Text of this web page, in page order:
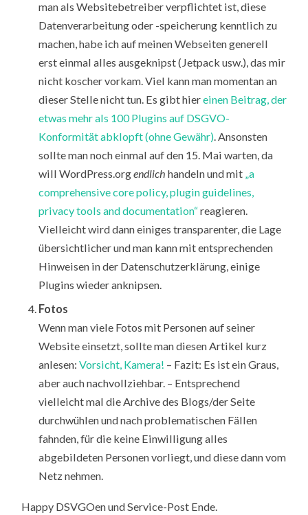
man als Websitebetreiber verpflichtet ist, diese
Datenverarbeitung oder -speicherung kenntlich zu
machen, habe ich auf meinen Webseiten generell
erst einmal alles ausgeknipst (Jetpack usw.), das mir
nicht koscher vorkam. Viel kann man momentan an
dieser Stelle nicht tun. Es gibt hiereinen Beitrag, der
etwas mehr als 100 Plugins auf DSGVO-
Konformität abklopft (ohne Gewähr). Ansonsten
sollte man noch einmal auf den 15. Mai warten, da
will WordPress.orgendlich handeln und mit „a
comprehensive core policy, plugin guidelines,
privacy tools and documentation“reagieren.
Vielleicht wird dann einiges transparenter, die Lage
übersichtlicher und man kann mit entsprechenden
Hinweisen in der Datenschutzerklärung, einige
Plugins wieder anknipsen.
Fotos
Wenn man viele Fotos mit Personen auf seiner
Website einsetzt, sollte man diesen Artikel kurz
anlesen: Vorsicht, Kamera! – Fazit: Es ist ein Graus,
aber auch nachvollziehbar. – Entsprechend
vielleicht mal die Archive des Blogs/der Seite
durchwühlen und nach problematischen Fällen
fahnden, für die keine Einwilligung alles
abgebildeten Personen vorliegt, und diese dann vom
Netz nehmen.
Happy DSVGOen und Service-Post Ende.